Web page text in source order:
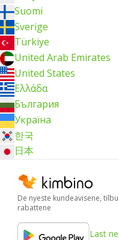
Suomi
Sverige
Türkiye
United Arab Emirates
United States
Ελλάδα
България
Україна
한국
日本
De nyeste kundeavisene,
rabattene
Last